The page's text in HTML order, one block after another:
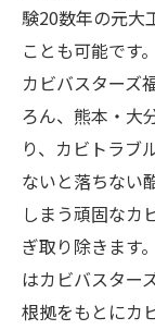
験20数年の元大
ことも可能です。
カビバスターズ
ろん、熊本・大
り、カビトラブ
ないと落ちない
しまう頑固なカ
ぎ取り除きます
はカビバスター
根拠をもとにカ